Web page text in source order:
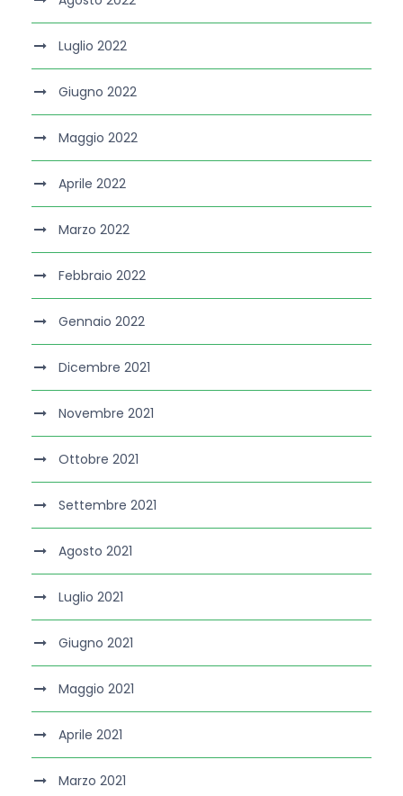
Luglio 2022
Giugno 2022
Maggio 2022
Aprile 2022
Marzo 2022
Febbraio 2022
Gennaio 2022
Dicembre 2021
Novembre 2021
Ottobre 2021
Settembre 2021
Agosto 2021
Luglio 2021
Giugno 2021
Maggio 2021
Aprile 2021
Marzo 2021